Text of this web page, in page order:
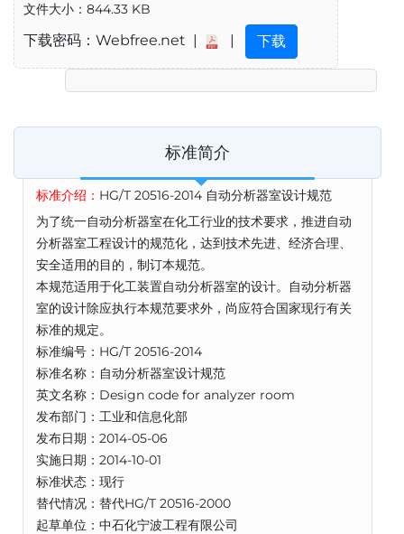
文件大小：844.33 KB
下载密码：Webfree.net | | 下载
标准简介
标准介绍： HG/T 20516-2014 自动分析器室设计规范
为了统一自动分析器室在化工行业的技术要求，推进自动
分析器室工程设计的规范化，达到技术先进、经济合理、
安全适用的目的，制订本规范。
本规范适用于化工装置自动分析器室的设计。自动分析器
室的设计除应执行本规范要求外，尚应符合国家现行有关
标准的规定。
标准编号：HG/T 20516-2014
标准名称：自动分析器室设计规范
英文名称：Design code for analyzer room
发布部门：工业和信息化部
发布日期：2014-05-06
实施日期：2014-10-01
标准状态：现行
替代情况：替代HG/T 20516-2000
起草单位：中石化宁波工程有限公司